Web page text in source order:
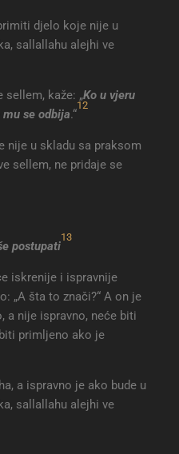
djelo koje nije u
sallallahu alejhi ve
sellem, kaže: „Ko u vjeru
se odbija.“
12
nije u skladu sa praksom
sellem, ne pridaje se
postupati
13
iskrenije i ispravnije
„A šta to znači?“ A on je
a nije ispravno, neće biti
primljeno ako je
a ispravno je ako bude u
sallallahu alejhi ve